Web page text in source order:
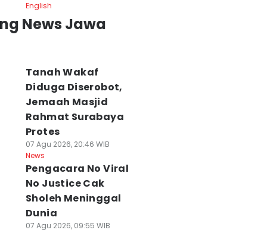
ABK
Dunia
Beracun di
Rekam Pencurian
Fasum di
Surabaya, Warga
Bisa Dapat Rp300
Ribu
English
News Jawa
Tanah Wakaf
Diduga Diserobot,
Jemaah Masjid
Rahmat Surabaya
Protes
07 Agu 2026, 20:46 WIB
News
Pengacara No Viral
No Justice Cak
Sholeh Meninggal
Dunia
07 Agu 2026, 09:55 WIB